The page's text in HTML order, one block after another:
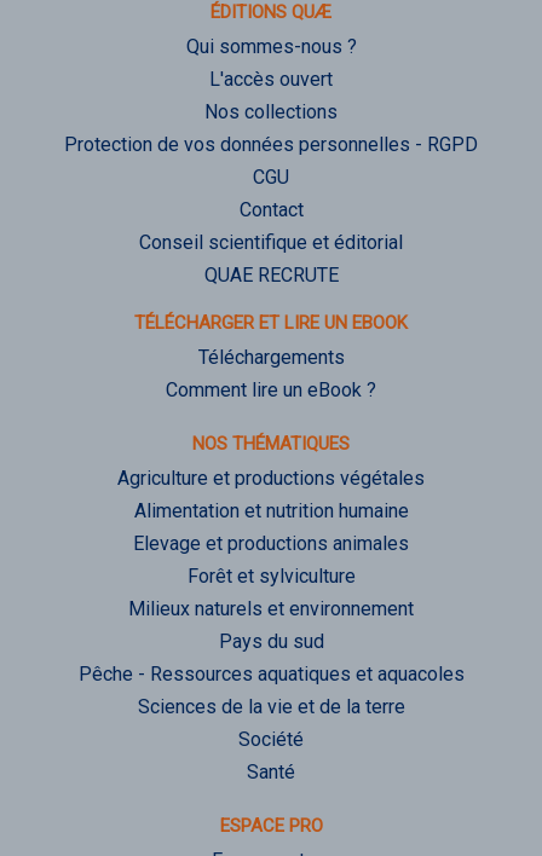
ÉDITIONS QUÆ
Qui sommes-nous ?
L'accès ouvert
Nos collections
Protection de vos données personnelles - RGPD
CGU
Contact
Conseil scientifique et éditorial
QUAE RECRUTE
TÉLÉCHARGER ET LIRE UN EBOOK
Téléchargements
Comment lire un eBook ?
NOS THÉMATIQUES
Agriculture et productions végétales
Alimentation et nutrition humaine
Elevage et productions animales
Forêt et sylviculture
Milieux naturels et environnement
Pays du sud
Pêche - Ressources aquatiques et aquacoles
Sciences de la vie et de la terre
Société
Santé
ESPACE PRO